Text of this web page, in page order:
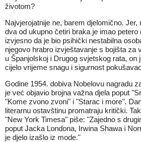
životom?
Najvjerojatnije ne, barem djelomično.
dva od ukupno četiri braka je imao petero
izvjesno da je bio psihički nestabilna
njegovo hrabro izvještavanje s bojišta za
u Španjolskoj i Drugog svjetskog rata, on
cijelo vrijeme snagu i sigurnost
Godine 1954. dobiva Nobelovu nagradu
je već objavio brojna važna djela poput
"Kome zvono zvoni" i "Starac i more".
literarnu ostavštinu promatraju kritički.
"New York Timesa" piše: "Zajedno s
poput Jacka Londona, Irwina Shawa i
je djelo izašlo iz mode."